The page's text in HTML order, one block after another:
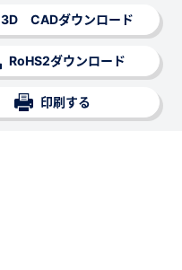
3D CADダウンロード
RoHS2ダウンロード
印刷する